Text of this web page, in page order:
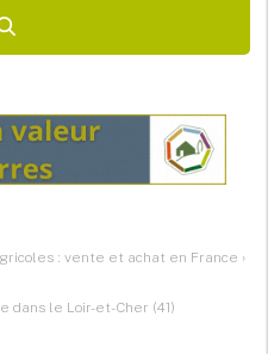
: vente et achat en France ›
dans le Loir-et-Cher (41)